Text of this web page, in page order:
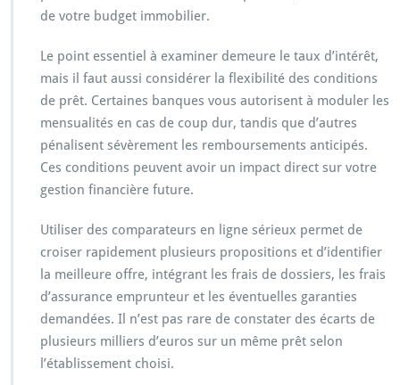
de votre budget immobilier.
Le point essentiel à examiner demeure le taux d’intérêt,
mais il faut aussi considérer la flexibilité des conditions
de prêt. Certaines banques vous autorisent à moduler les
mensualités en cas de coup dur, tandis que d’autres
pénalisent sévèrement les remboursements anticipés.
Ces conditions peuvent avoir un impact direct sur votre
gestion financière future.
Utiliser des comparateurs en ligne sérieux permet de
croiser rapidement plusieurs propositions et d’identifier
la meilleure offre, intégrant les frais de dossiers, les frais
d’assurance emprunteur et les éventuelles garanties
demandées. Il n’est pas rare de constater des écarts de
plusieurs milliers d’euros sur un même prêt selon
l’établissement choisi.